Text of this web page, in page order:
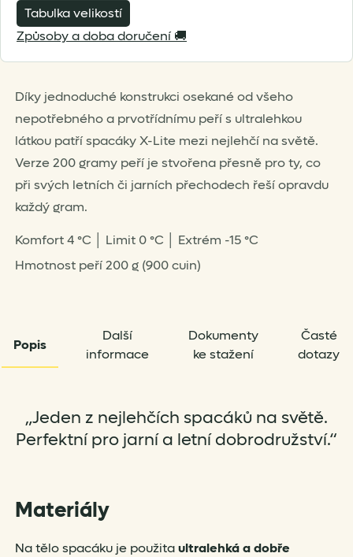
Díky jednoduché konstrukci osekané od všeho
nepotřebného a prvotřídnímu peří s ultralehkou
látkou patří spacáky X-Lite mezi nejlehčí na světě.
Verze 200 gramy peří je stvořena přesně pro ty, co
při svých letních či jarních přechodech řeší opravdu
každý gram.
množství
Tabulka velikostí
Způsoby a doba doručení 🚚
Komfort 4 °C │ Limit 0 °C │ Extrém -15 °C
Hmotnost peří 200 g (900 cuin)
Popis
Další
informace
Dokumenty
ke stažení
Časté
dotazy
„Jeden z nejlehčích spacáků na světě.
Perfektní pro jarní a letní dobrodružství.“
Materiály
Na tělo spacáku je použitaultralehká a dobře